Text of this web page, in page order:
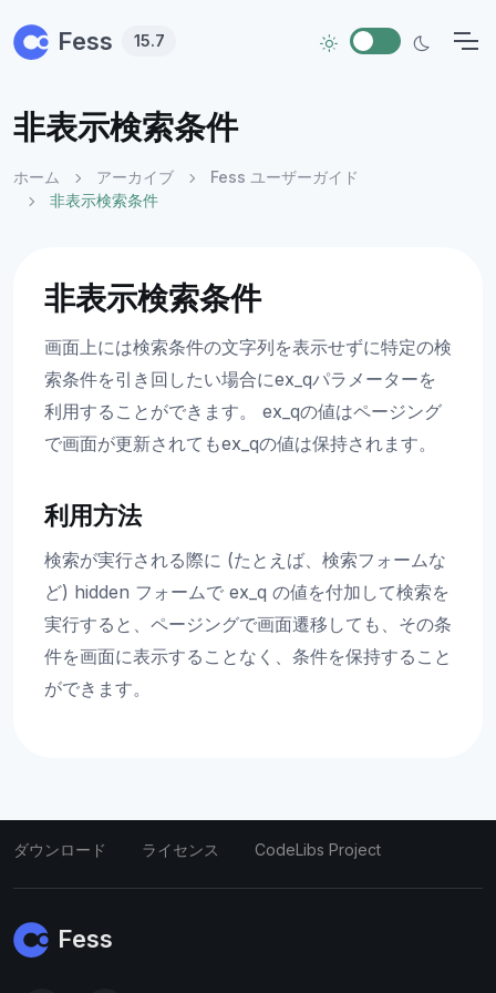
Fess 15.7
非表示検索条件
ホーム アーカイブ
Fess ユーザーガイド
非表示検索条件
非表示検索条件
画面上には検索条件の文字列を表示せずに特定の検
索条件を引き回したい場合にex_qパラメーターを
利用することができます。 ex_qの値はページング
で画面が更新されてもex_qの値は保持されます。
利用方法
検索が実行される際に (たとえば、検索フォームな
ど) hidden フォームで ex_q の値を付加して検索を
実行すると、ページングで画面遷移しても、その条
件を画面に表示することなく、条件を保持すること
ができます。
ダウンロード ライセンス CodeLibs Project
Fess